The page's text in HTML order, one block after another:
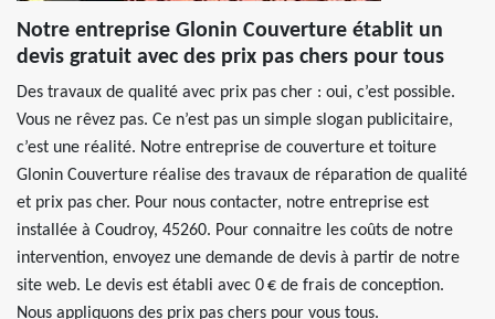
Notre entreprise Glonin Couverture établit un
devis gratuit avec des prix pas chers pour tous
Des travaux de qualité avec prix pas cher : oui, c’est possible.
Vous ne rêvez pas. Ce n’est pas un simple slogan publicitaire,
c’est une réalité. Notre entreprise de couverture et toiture
Glonin Couverture réalise des travaux de réparation de qualité
et prix pas cher. Pour nous contacter, notre entreprise est
installée à Coudroy, 45260. Pour connaitre les coûts de notre
intervention, envoyez une demande de devis à partir de notre
site web. Le devis est établi avec 0 € de frais de conception.
Nous appliquons des prix pas chers pour vous tous.